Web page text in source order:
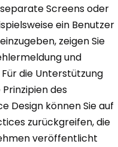
Screens oder
ein Benutzer
zeigen Sie
und
die Unterstützung
des
Design können Sie auf
zurückgreifen, die
veröffentlicht